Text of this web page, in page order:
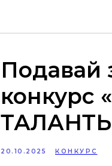
Подавай
20.10.2025 КОНКУРС